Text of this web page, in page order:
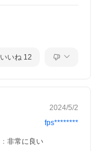
いいね 12
2024/5/2
fps********
： 非常に良い